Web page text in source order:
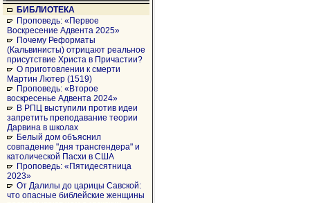
БИБЛИОТЕКА
Проповедь: «Первое
Воскресение Адвента 2025»
Почему Реформаты
(Кальвинисты) отрицают реальное
присутствие Христа в Причастии?
О приготовлении к смерти
Мартин Лютер (1519)
Проповедь: «Второе
воскресенье Адвента 2024»
В РПЦ выступили против идеи
запретить преподавание теории
Дарвина в школах
Белый дом объяснил
совпадение "дня трансгендера" и
католической Пасхи в США
Проповедь: «Пятидесятница
2023»
От Далилы до царицы Савской:
что опасные библейские женщины